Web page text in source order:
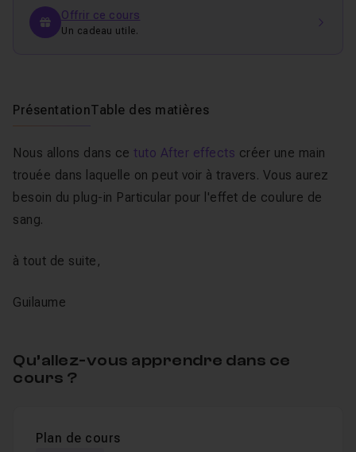
Offrir ce cours
Un cadeau utile.
PrésentationTable des matières
Nous allons dans ce tuto After effects créer une main
trouée dans laquelle on peut voir à travers. Vous aurez
besoin du plug-in Particular pour l'effet de coulure de
sang.
à tout de suite,
Guilaume
Qu’allez-vous apprendre dans ce
cours ?
Plan de cours